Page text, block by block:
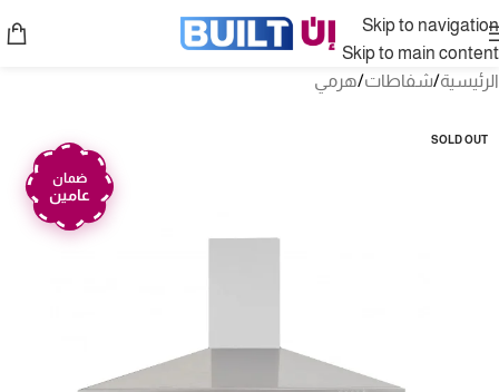
Skip to navigation
Skip to main content
الرئيسية/شفاطات/هرمي
SOLD OUT
ضمان
عامين